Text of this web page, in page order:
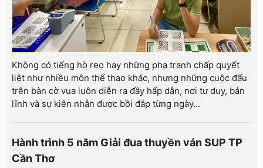
Không có tiếng hò reo hay những pha tranh chấp quyết
liệt như nhiều môn thể thao khác, nhưng những cuộc đấu
trên bàn cờ vua luôn diễn ra đầy hấp dẫn, nơi tư duy, bản
lĩnh và sự kiên nhẫn được bồi đắp từng ngày...
Hành trình 5 năm Giải đua thuyền ván SUP TP
Cần Thơ